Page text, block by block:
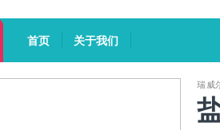
首页
关于我们
瑞威